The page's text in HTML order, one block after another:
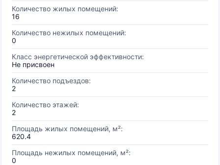
Количество жилых помещений:
16
Количество нежилых помещений:
0
Класс энергетической эффективности:
Не присвоен
Количество подъездов:
2
Количество этажей:
2
Площадь жилых помещений, м²:
620.4
Площадь нежилых помещений, м²:
0